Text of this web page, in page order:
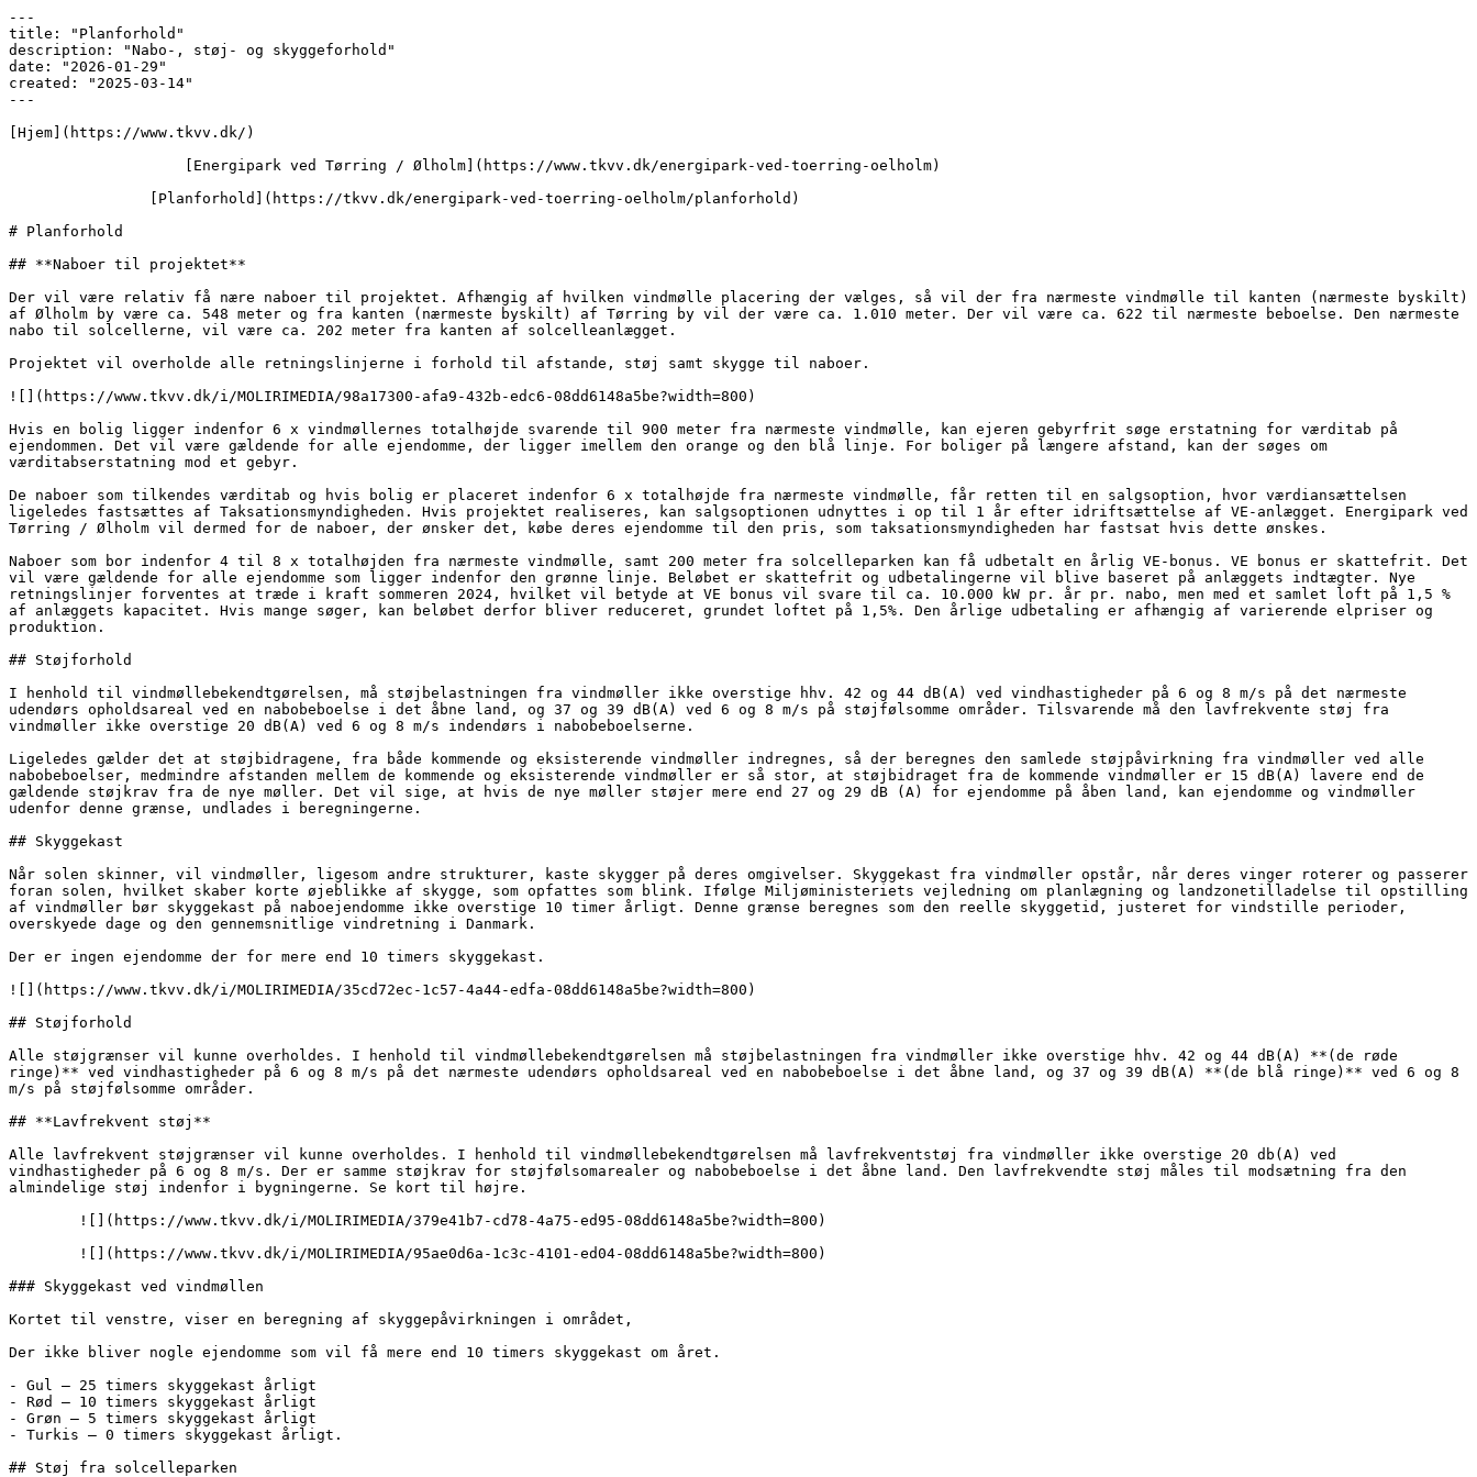
---
title: "Planforhold"
description: "Nabo-, støj- og skyggeforhold"
date: "2026-01-29"
created: "2025-03-14"
---
[Hjem](https://www.tkvv.dk/)
# Planforhold
## **Naboer til projektet**
Der vil være relativ få nære naboer til projektet. Afhængig af hvilken vindmølle placering der vælges, så vil der fra nærmeste vindmølle til kanten (nærmeste byskilt)
af Ølholm by være ca. 548 meter og fra kanten (nærmeste byskilt) af Tørring by vil der være ca. 1.010 meter. Der vil være ca. 622 til nærmeste beboelse. Den nærmeste
nabo til solcellerne, vil være ca. 202 meter fra kanten af solcelleanlægget.
Projektet vil overholde alle retningslinjerne i forhold til afstande, støj samt skygge til naboer.
![](https://www.tkvv.dk/i/MOLIRIMEDIA/98a17300-afa9-432b-edc6-08dd6148a5be?width=800)
Hvis en bolig ligger indenfor 6 x vindmøllernes totalhøjde svarende til 900 meter fra nærmeste vindmølle, kan ejeren gebyrfrit søge erstatning for værditab på
ejendommen. Det vil være gældende for alle ejendomme, der ligger imellem den orange og den blå linje. For boliger på længere afstand, kan der søges om
værditabserstatning mod et gebyr.
De naboer som tilkendes værditab og hvis bolig er placeret indenfor 6 x totalhøjde fra nærmeste vindmølle, får retten til en salgsoption, hvor værdiansættelsen
ligeledes fastsættes af Taksationsmyndigheden. Hvis projektet realiseres, kan salgsoptionen udnyttes i op til 1 år efter idriftsættelse af VE-anlægget. Energipark ved
Tørring / Ølholm vil dermed for de naboer, der ønsker det, købe deres ejendomme til den pris, som taksationsmyndigheden har fastsat hvis dette ønskes.
Naboer som bor indenfor 4 til 8 x totalhøjden fra nærmeste vindmølle, samt 200 meter fra solcelleparken kan få udbetalt en årlig VE-bonus. VE bonus er skattefrit. Det
vil være gældende for alle ejendomme som ligger indenfor den grønne linje. Beløbet er skattefrit og udbetalingerne vil blive baseret på anlæggets indtægter. Nye
retningslinjer forventes at træde i kraft sommeren 2024, hvilket vil betyde at VE bonus vil svare til ca. 10.000 kW pr. år pr. nabo, men med et samlet loft på 1,5 %
af anlæggets kapacitet. Hvis mange søger, kan beløbet derfor bliver reduceret, grundet loftet på 1,5%. Den årlige udbetaling er afhængig af varierende elpriser og
produktion.
## Støjforhold
I henhold til vindmøllebekendtgørelsen, må støjbelastningen fra vindmøller ikke overstige hhv. 42 og 44 dB(A) ved vindhastigheder på 6 og 8 m/s på det nærmeste
udendørs opholdsareal ved en nabobeboelse i det åbne land, og 37 og 39 dB(A) ved 6 og 8 m/s på støjfølsomme områder. Tilsvarende må den lavfrekvente støj fra
vindmøller ikke overstige 20 dB(A) ved 6 og 8 m/s indendørs i nabobeboelserne.
Ligeledes gælder det at støjbidragene, fra både kommende og eksisterende vindmøller indregnes, så der beregnes den samlede støjpåvirkning fra vindmøller ved alle
nabobeboelser, medmindre afstanden mellem de kommende og eksisterende vindmøller er så stor, at støjbidraget fra de kommende vindmøller er 15 dB(A) lavere end de
gældende støjkrav fra de nye møller. Det vil sige, at hvis de nye møller støjer mere end 27 og 29 dB (A) for ejendomme på åben land, kan ejendomme og vindmøller
udenfor denne grænse, undlades i beregningerne.
## Skyggekast
Når solen skinner, vil vindmøller, ligesom andre strukturer, kaste skygger på deres omgivelser. Skyggekast fra vindmøller opstår, når deres vinger roterer og passerer
foran solen, hvilket skaber korte øjeblikke af skygge, som opfattes som blink. Ifølge Miljøministeriets vejledning om planlægning og landzonetilladelse til opstilling
af vindmøller bør skyggekast på naboejendomme ikke overstige 10 timer årligt. Denne grænse beregnes som den reelle skyggetid, justeret for vindstille perioder,
overskyede dage og den gennemsnitlige vindretning i Danmark.
Der er ingen ejendomme der for mere end 10 timers skyggekast.
![](https://www.tkvv.dk/i/MOLIRIMEDIA/35cd72ec-1c57-4a44-edfa-08dd6148a5be?width=800)
## Støjforhold
Alle støjgrænser vil kunne overholdes. I henhold til vindmøllebekendtgørelsen må støjbelastningen fra vindmøller ikke overstige hhv. 42 og 44 dB(A) **(de røde
ringe)** ved vindhastigheder på 6 og 8 m/s på det nærmeste udendørs opholdsareal ved en nabobeboelse i det åbne land, og 37 og 39 dB(A) **(de blå ringe)** ved 6 og 8
m/s på støjfølsomme områder.
## **Lavfrekvent støj**
Alle lavfrekvent støjgrænser vil kunne overholdes. I henhold til vindmøllebekendtgørelsen må lavfrekventstøj fra vindmøller ikke overstige 20 db(A) ved
vindhastigheder på 6 og 8 m/s. Der er samme støjkrav for støjfølsomarealer og nabobeboelse i det åbne land. Den lavfrekvendte støj måles til modsætning fra den
almindelige støj indenfor i bygningerne. Se kort til højre.
### Skyggekast ved vindmøllen
Kortet til venstre, viser en beregning af skyggepåvirkningen i området,
Der ikke bliver nogle ejendomme som vil få mere end 10 timers skyggekast om året.
- Gul – 25 timers skyggekast årligt
- Rød – 10 timers skyggekast årligt
- Grøn – 5 timers skyggekast årligt
- Turkis – 0 timers skyggekast årligt.
## Støj fra solcelleparken